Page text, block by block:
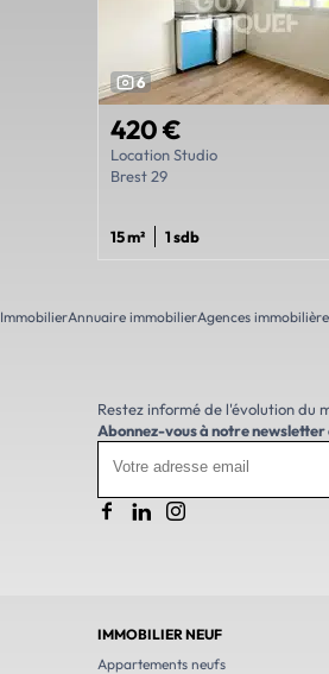
6
420 €
Location Studio
Brest 29
15 m² 1 sdb
ImmobilierAnnuaire immobilierAgences
Restez informé de l'évolution du
Abonnez-vous à notre newsletter
IMMOBILIER NEUF
Appartements neufs